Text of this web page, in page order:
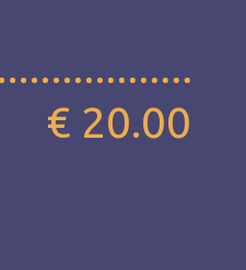
€ 20.00